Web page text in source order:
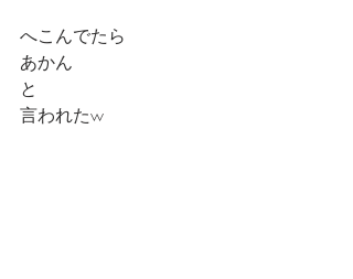
へこんでたら
あかん
と
言われたw